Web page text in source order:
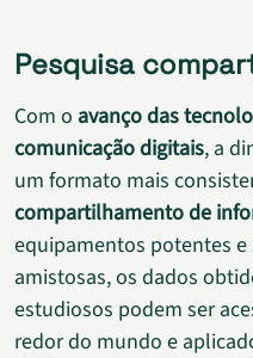
Pesquisa
Com o avanço das
comunicação digitais, a
um formato mais
compartilhamento de
equipamentos potentes
amistosas, os dados
estudiosos podem ser
redor do mundo e